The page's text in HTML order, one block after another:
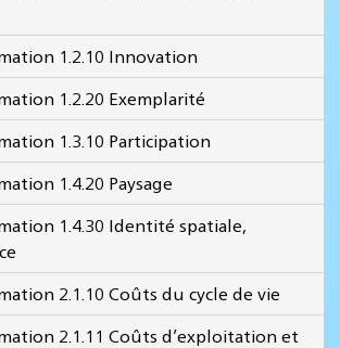
1.2.10 Innovation
1.2.20 Exemplarité
1.3.10 Participation
1.4.20 Paysage
1.4.30 Identité spatiale,
2.1.10 Coûts du cycle de vie
2.1.11 Coûts d’exploitation et